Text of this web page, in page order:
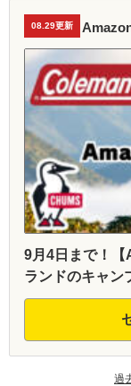
08.29更新
9月4日まで！
ランドのキャン
過